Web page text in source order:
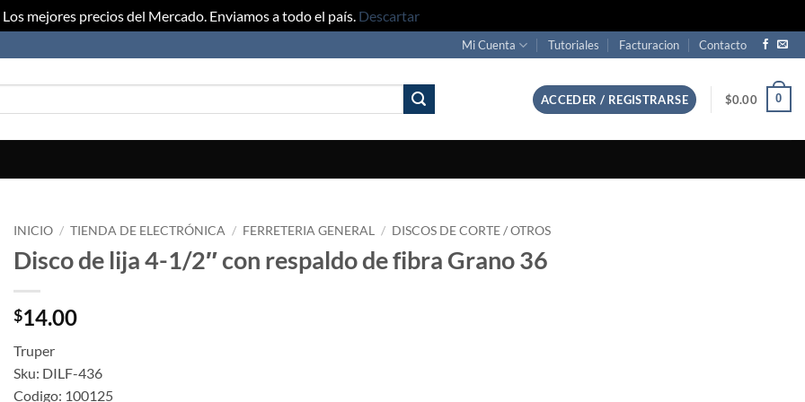
Los mejores precios del Mercado. Enviamos a todo el país. Descartar
Mi Cuenta Tutoriales Facturacion Contacto
ACCEDER / REGISTRARSE $0.00 0
INICIO / TIENDA DE ELECTRÓNICA / FERRETERIA GENERAL / DISCOS DE CORTE / OTROS
Disco de lija 4-1/2″ con respaldo de fibra Grano 36
$14.00
Truper
Sku: DILF-436
Codigo: 100125